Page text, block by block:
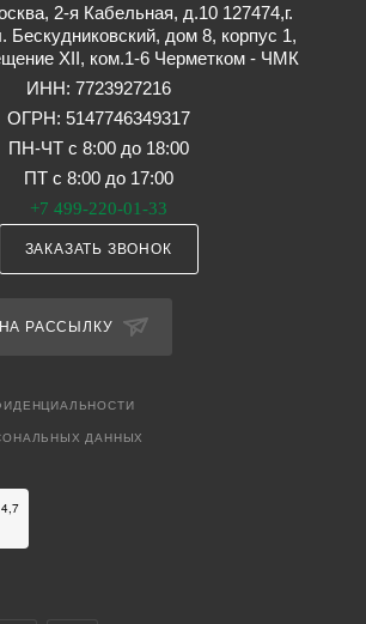
2-я Кабельная, д.10 127474,г.
Бескудниковский, дом 8, корпус 1,
XII, ком.1-6 Черметком - ЧМК
ИНН: 7723927216
ОГРН: 5147746349317
ПН-ЧТ с 8:00 до 18:00
ПТ с 8:00 до 17:00
+7 499-220-01-33
ЗАКАЗАТЬ ЗВОНОК
РАССЫЛКУ
ДАННЫХ